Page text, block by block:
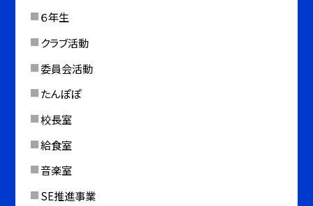
６年生
クラブ活動
委員会活動
たんぽぽ
校長室
給食室
音楽室
SE推進事業